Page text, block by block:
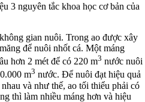
3 nguyên tắc khoa học cơ bản của
gian nuôi. Trong ao được xây
để nuôi nhốt cá. Một máng
hơn 2 mét để có 220 m3 nước nuôi
m3 nước. Để nuôi đạt hiệu quả
và như thế, ao tối thiểu phải có
thì làm nhiều máng hơn và hiệu